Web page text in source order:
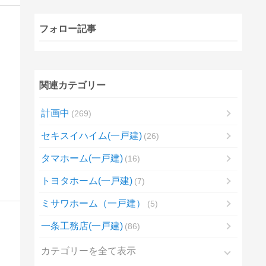
フォロー記事
関連カテゴリー
計画中 269
セキスイハイム(一戸建) 26
タマホーム(一戸建) 16
トヨタホーム(一戸建) 7
ミサワホーム（一戸建） 5
一条工務店(一戸建) 86
カテゴリーを全て表示